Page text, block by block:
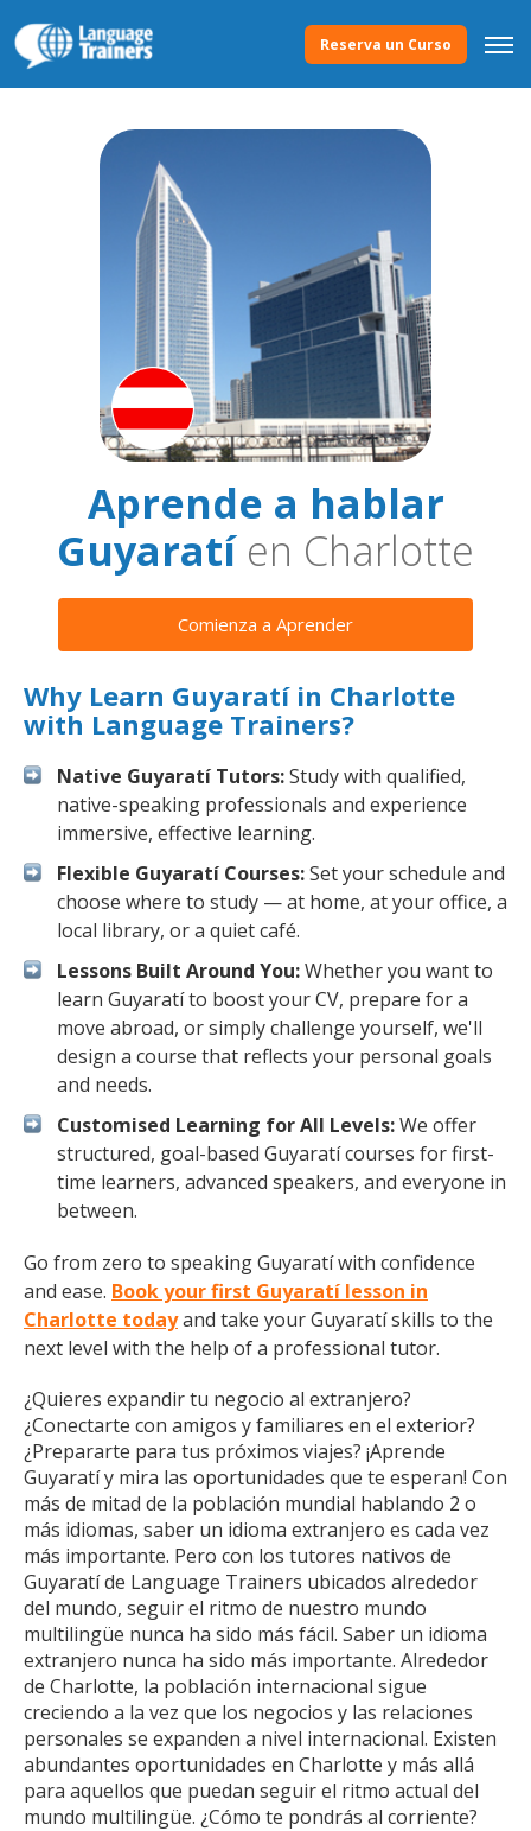
Reserva un Curso
Aprende a hablar
Guyaratíen Charlotte
Comienza a Aprender
Why Learn Guyaratí in Charlotte
with Language Trainers?
Native Guyaratí Tutors:Study with qualified,
native-speaking professionals and experience
immersive, effective learning.
Flexible Guyaratí Courses:Set your schedule and
choose where to study — at home, at your office, a
local library, or a quiet café.
Lessons Built Around You:Whether you want to
learn Guyaratí to boost your CV, prepare for a
move abroad, or simply challenge yourself, we'll
design a course that reflects your personal goals
and needs.
Customised Learning for All Levels:We offer
structured, goal-based Guyaratí courses for first-
time learners, advanced speakers, and everyone in
between.
Go from zero to speaking Guyaratí with confidence
and ease. Book your first Guyaratí lesson in
Charlotte todayand take your Guyaratí skills to the
next level with the help of a professional tutor.
¿Quieres expandir tu negocio al extranjero?
¿Conectarte con amigos y familiares en el exterior?
¿Prepararte para tus próximos viajes? ¡Aprende
Guyaratí y mira las oportunidades que te esperan! Con
más de mitad de la población mundial hablando 2 o
más idiomas, saber un idioma extranjero es cada vez
más importante. Pero con los tutores nativos de
Guyaratí de Language Trainers ubicados alrededor
del mundo, seguir el ritmo de nuestro mundo
multilingüe nunca ha sido más fácil. Saber un idioma
extranjero nunca ha sido más importante. Alrededor
de Charlotte, la población internacional sigue
creciendo a la vez que los negocios y las relaciones
personales se expanden a nivel internacional. Existen
abundantes oportunidades en Charlotte y más allá
para aquellos que puedan seguir el ritmo actual del
mundo multilingüe. ¿Cómo te pondrás al corriente?